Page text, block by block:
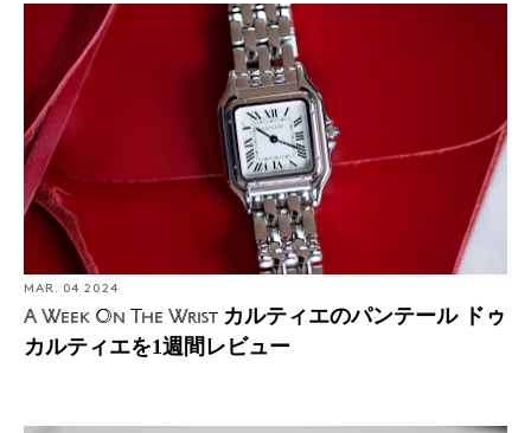
MAR. 04 2024
A Week On The Wrist カルティエのパンテール ドゥ
カルティエを1週間レビュー